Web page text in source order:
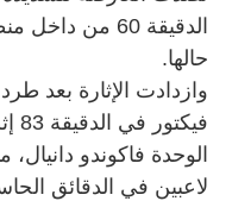
الدقيقة 60 من
حالها.
وازدادت الإثارة بعد
الوحدة فاكوندو
لاعبين في الدقائق